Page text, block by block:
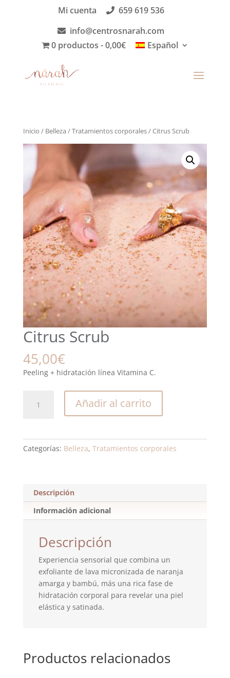
Mi cuenta
659 619 536
info@centrosnarah.com
0 productos
0,00€ Español
Inicio / Belleza /Tratamientos corporales/ Citrus Scrub
Citrus Scrub
45,00€
Peeling + hidratación línea Vitamina C.
Scrub
Añadir al carrito
Categorías: Belleza, Tratamientos corporales
Descripción
Información adicional
Descripción
Experiencia sensorial que combina un
exfoliante de lava micronizada de naranja
amarga y bambú, más una rica fase de
hidratación corporal para revelar una piel
elástica y satinada.
Productos relacionados